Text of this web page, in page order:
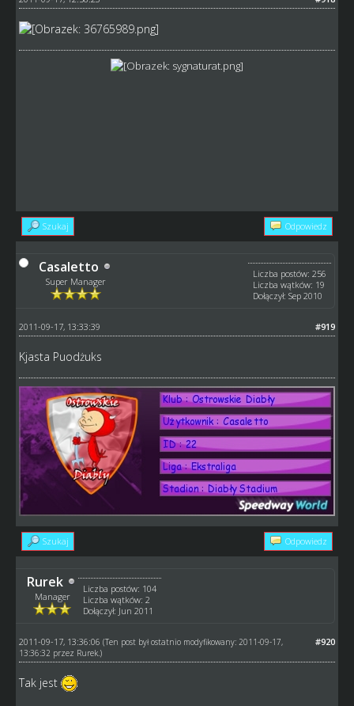
Szukaj Odpowiedz
Casaletto
Super Manager
Liczba postów: 256
Liczba wątków: 19
Dołączył: Sep 2010
#919
2011-09-17, 13:33:39
Kjasta Puodżuks
Szukaj Odpowiedz
Rurek
Manager
Liczba postów: 104
Liczba wątków: 2
Dołączył: Jun 2011
#920
2011-09-17, 13:36:06 (Ten post był ostatnio modyfikowany: 2011-09-17,
13:36:32 przez Rurek.)
Tak jest